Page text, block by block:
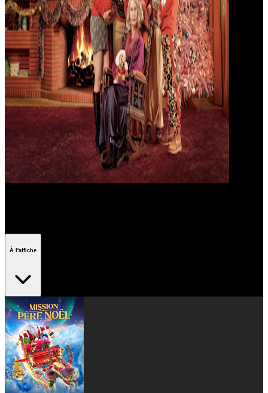
À l'affiche